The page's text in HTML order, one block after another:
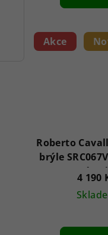
Akce
Roberto
brýle SRC067V
4 190